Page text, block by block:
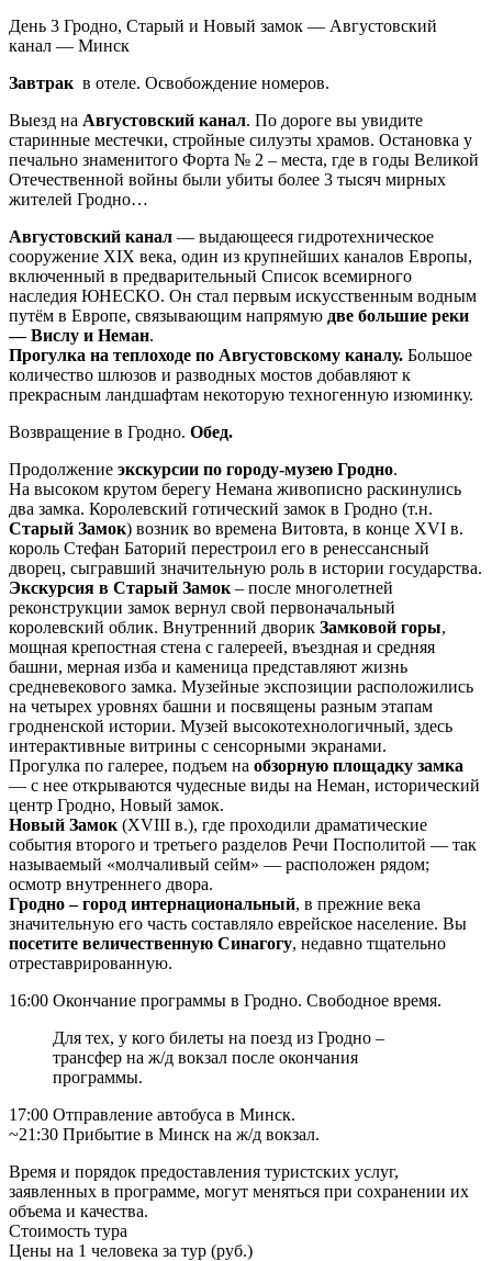
День 3 Гродно, Старый и Новый замок — Августовский
канал — Минск
Завтрак в отеле. Освобождение номеров.
Выезд на Августовский канал. По дороге вы увидите
старинные местечки, стройные силуэты храмов. Остановка у
печально знаменитого Форта № 2 – места, где в годы Великой
Отечественной войны были убиты более 3 тысяч мирных
жителей Гродно…
Августовский канал — выдающееся гидротехническое
сооружение XIX века, один из крупнейших каналов Европы,
включенный в предварительный Список всемирного
наследия ЮНЕСКО. Он стал первым искусственным водным
путём в Европе, связывающим напрямую две большие реки
— Вислу и Неман.
Прогулка на теплоходе по Августовскому каналу. Большое
количество шлюзов и разводных мостов добавляют к
прекрасным ландшафтам некоторую техногенную изюминку.
Возвращение в Гродно. Обед.
Продолжение экскурсии по городу-музею Гродно.
На высоком крутом берегу Немана живописно раскинулись
два замка. Королевский готический замок в Гродно (т.н.
Старый Замок) возник во времена Витовта, в конце XVI в.
король Стефан Баторий перестроил его в ренессансный
дворец, сыгравший значительную роль в истории государства.
Экскурсия в Старый Замок – после многолетней
реконструкции замок вернул свой первоначальный
королевский облик. Внутренний дворик Замковой горы,
мощная крепостная стена с галереей, въездная и средняя
башни, мерная изба и каменица представляют жизнь
средневекового замка. Музейные экспозиции расположились
на четырех уровнях башни и посвящены разным этапам
гродненской истории. Музей высокотехнологичный, здесь
интерактивные витрины с сенсорными экранами.
Прогулка по галерее, подъем на обзорную площадку замка
— с нее открываются чудесные виды на Неман, исторический
центр Гродно, Новый замок.
Новый Замок (XVIII в.), где проходили драматические
события второго и третьего разделов Речи Посполитой — так
называемый «молчаливый сейм» — расположен рядом;
осмотр внутреннего двора.
Гродно – город интернациональный, в прежние века
значительную его часть составляло еврейское население. Вы
посетите величественную Синагогу, недавно тщательно
отреставрированную.
16:00 Окончание программы в Гродно. Свободное время.
Для тех, у кого билеты на поезд из Гродно –
трансфер на ж/д вокзал после окончания
программы.
17:00 Отправление автобуса в Минск.
~21:30 Прибытие в Минск на ж/д вокзал.
Время и порядок предоставления туристских услуг,
заявленных в программе, могут меняться при сохранении их
объема и качества.
Стоимость тура
Цены на 1 человека за тур (руб.)